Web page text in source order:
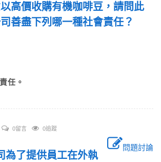
高價收購有機咖啡豆，請問此
善盡下列哪一種社會責任？
任。
0留言 0追蹤
問題討論
為了提供員工在外執